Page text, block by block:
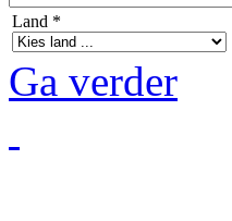
Land *
Ga verder